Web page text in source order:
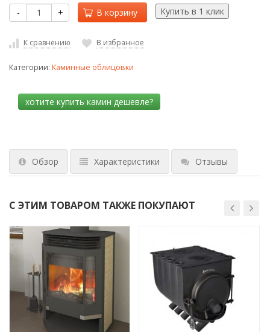
- + В корзину
К сравнению В избранное
Категории: Каминные облицовки
Обзор Характеристики Отзывы
С ЭТИМ ТОВАРОМ ТАКЖЕ ПОКУПАЮТ